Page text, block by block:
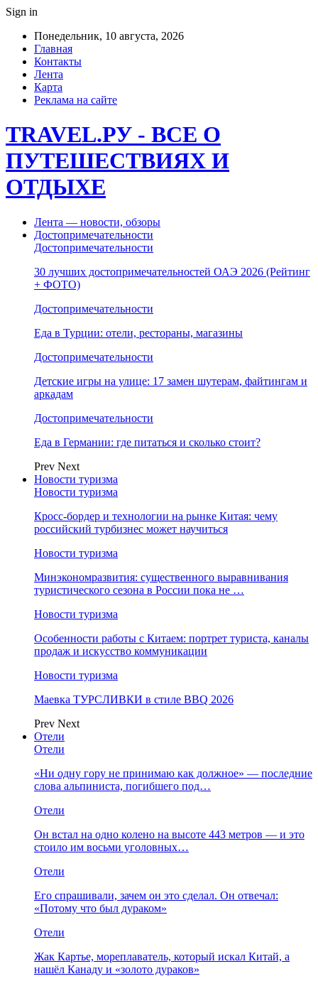
Sign in
Понедельник, 10 августа, 2026
Главная
Контакты
Лента
Карта
Реклама на сайте
TRAVEL.РУ - ВСЕ О
ПУТЕШЕСТВИЯХ И
ОТДЫХЕ
Лента — новости, обзоры
Достопримечательности
Достопримечательности
30 лучших достопримечательностей ОАЭ 2026 (Рейтинг
+ ФОТО)
Достопримечательности
Еда в Турции: отели, рестораны, магазины
Достопримечательности
Детские игры на улице: 17 замен шутерам, файтингам и
аркадам
Достопримечательности
Еда в Германии: где питаться и сколько стоит?
Prev Next
Новости туризма
Новости туризма
Кросс-бордер и технологии на рынке Китая: чему
российский турбизнес может научиться
Новости туризма
Минэкономразвития: существенного выравнивания
туристического сезона в России пока не …
Новости туризма
Особенности работы с Китаем: портрет туриста, каналы
продаж и искусство коммуникации
Новости туризма
Маевка ТУРСЛИВКИ в стиле BBQ 2026
Prev Next
Отели
Отели
«Ни одну гору не принимаю как должное» — последние
слова альпиниста, погибшего под…
Отели
Он встал на одно колено на высоте 443 метров — и это
стоило им восьми уголовных…
Отели
Его спрашивали, зачем он это сделал. Он отвечал:
«Потому что был дураком»
Отели
Жак Картье, мореплаватель, который искал Китай, а
нашёл Канаду и «золото дураков»